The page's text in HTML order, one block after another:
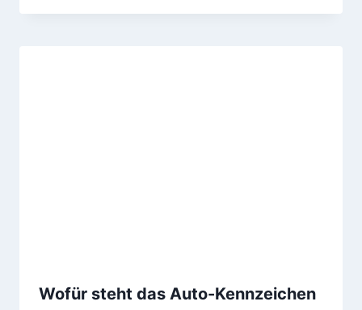
Wofür steht das Auto-Kennzeichen